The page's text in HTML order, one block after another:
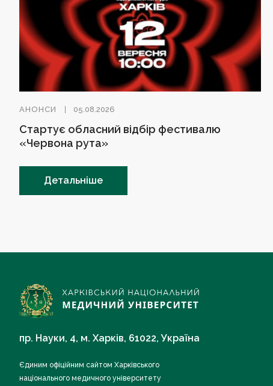
АНОНСИ 05.08.2026
Стартує обласний відбір фестивалю
«Червона рута»
Детальніше
пр. Науки, 4, м. Харків, 61022, Україна
Єдиним офіційним сайтом Харківського
національного медичного університету